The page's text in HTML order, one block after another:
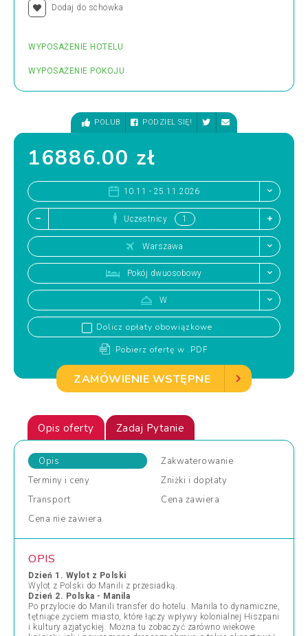
Dodaj do schowka
WYPOSAŻENIE HOTELU
WYPOSAŻENIE POKOJU
POLUB PODZIEL SIĘ!
16886.00 zł
10.11 - 25.11.2026
Uczestnicy
Warszawa
Pokój dwuosobowy
W
Dolicz opłaty obowiązkowe
Pobierz ofertę w .PDF
ZAMÓWIENIE WSTĘPNE
Opis oferty Zadaj Pytanie
Opis
Zakwaterowanie
Terminy i ceny Zniżki i dopłaty
Transport
Cena zawiera
Cena nie zawiera
OPIS
Dzień 1. Wylot z Polski
Wylot z Polski do Manili z przesiadką.
Dzień 2. Polska - Manila
Po przylocie do Manili transfer do hotelu. Manila to dynamiczne,
tętniące życiem miasto, które łączy wpływy kolonialnej Hiszpani
i kultury azjatyckiej. Można tu zobaczyć zarówno wiekowe